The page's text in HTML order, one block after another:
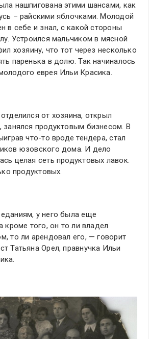
нашпигована этими шансами, как
– райскими яблочками. Молодой
в себе и знал, с какой стороны
Устроился мальчиком в мясной
хозяину, что тот через несколько
паренька в долю. Так начиналось
еврея Ильи Красика.
от хозяина, открыл
занялся продуктовым бизнесом. В
что-то вроде тендера, стал
юзовского дома. И дело
целая сеть продуктовых лавок.
продуктовых.
у него была еще
кроме того, он то ли владел
то ли арендовал его, — говорит
Татьяна Орел, правнучка Ильи